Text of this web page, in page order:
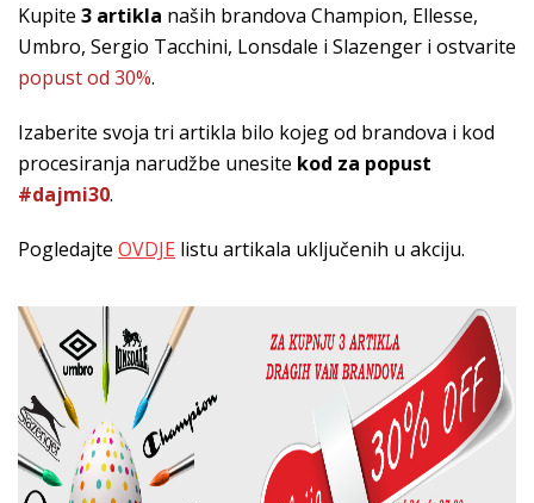
Kupite 3 artikla naših brandova Champion, Ellesse,
Umbro, Sergio Tacchini, Lonsdale i Slazenger i ostvarite
popust od 30%.
Izaberite svoja tri artikla bilo kojeg od brandova i kod
procesiranja narudžbe unesite kod za popust
#dajmi30.
Pogledajte OVDJE listu artikala uključenih u akciju.